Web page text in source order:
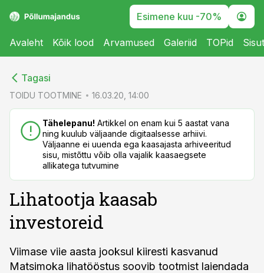
Esimene kuu -70%
Avaleht Kõik lood Arvamused Galeriid TOPid
Tagasi
TOIDU TOOTMINE 16.03.20, 14:00
Tähelepanu! Artikkel on enam kui 5 aastat vana
ning kuulub väljaande digitaalsesse arhiivi.
Väljaanne ei uuenda ega kaasajasta arhiveeritud
sisu, mistõttu võib olla vajalik kaasaegsete
allikatega tutvumine
Lihatootja kaasab
investoreid
Viimase viie aasta jooksul kiiresti kasvanud
Matsimoka lihatööstus soovib tootmist laiendada